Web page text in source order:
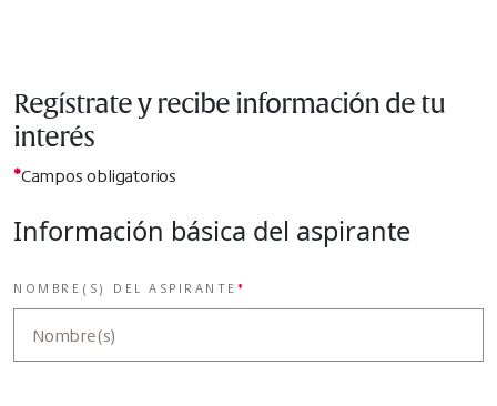
Regístrate y recibe información de tu
interés
*Campos obligatorios
Información básica del aspirante
NOMBRE(S) DEL ASPIRANTE*